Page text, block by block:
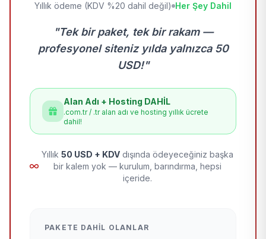
Yıllık ödeme (KDV %20 dahil değil) Her Şey Dahil
"Tek bir paket, tek bir rakam —
profesyonel siteniz yılda yalnızca 50
USD!"
Alan Adı + Hosting DAHİL
.com.tr / .tr alan adı ve hosting yıllık ücrete
dahil!
Yıllık 50 USD + KDV dışında ödeyeceğiniz başka
bir kalem yok — kurulum, barındırma, hepsi
içeride.
PAKETE DAHIL OLANLAR